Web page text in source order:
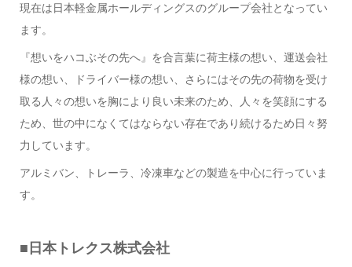
現在は日本軽金属ホールディングスのグループ会社となってい
ます。
『想いをハコぶその先へ』を合言葉に荷主様の想い、運送会社
様の想い、ドライバー様の想い、さらにはその先の荷物を受け
取る人々の想いを胸により良い未来のため、人々を笑顔にする
ため、世の中になくてはならない存在であり続けるため日々努
力しています。
アルミバン、トレーラ、冷凍車などの製造を中心に行っていま
す。
■日本トレクス株式会社